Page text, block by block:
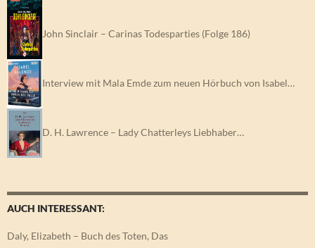
John Sinclair – Carinas Todesparties (Folge 186)
Interview mit Mala Emde zum neuen Hörbuch von Isabel…
D. H. Lawrence – Lady Chatterleys Liebhaber…
AUCH INTERESSANT:
Daly, Elizabeth – Buch des Toten, Das